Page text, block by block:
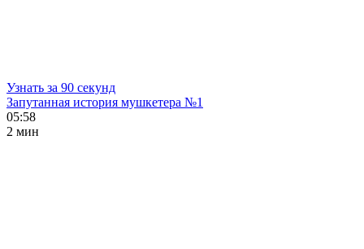
Узнать за 90 секунд
Запутанная история мушкетера №1
05:58
2 мин